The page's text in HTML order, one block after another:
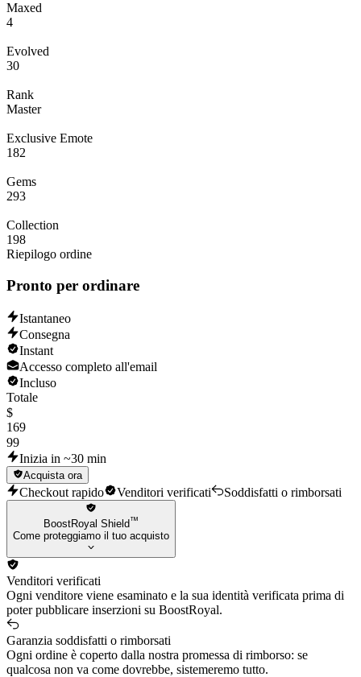
Maxed
4
Evolved
30
Rank
Master
Exclusive Emote
182
Gems
293
Collection
198
Riepilogo ordine
Pronto per ordinare
Istantaneo
Consegna
Instant
Accesso completo all'email
Incluso
Totale
$
169
99
Inizia in ~30 min
Acquista ora
Checkout rapido Venditori verificati Soddisfatti o rimborsati
BoostRoyal Shield™
Come proteggiamo il tuo acquisto
Venditori verificati
Ogni venditore viene esaminato e la sua identità verificata prima di
poter pubblicare inserzioni su BoostRoyal.
Garanzia soddisfatti o rimborsati
Ogni ordine è coperto dalla nostra promessa di rimborso: se
qualcosa non va come dovrebbe, sistemeremo tutto.